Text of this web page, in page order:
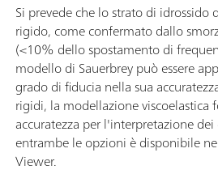
Si prevede che lo strato di idrossido
rigido, come confermato dallo
(<10% dello spostamento di
modello di Sauerbrey può essere
grado di fiducia nella sua
rigidi, la modellazione viscoelastica
accuratezza per l'interpretazione
entrambe le opzioni è disponibile
Viewer.